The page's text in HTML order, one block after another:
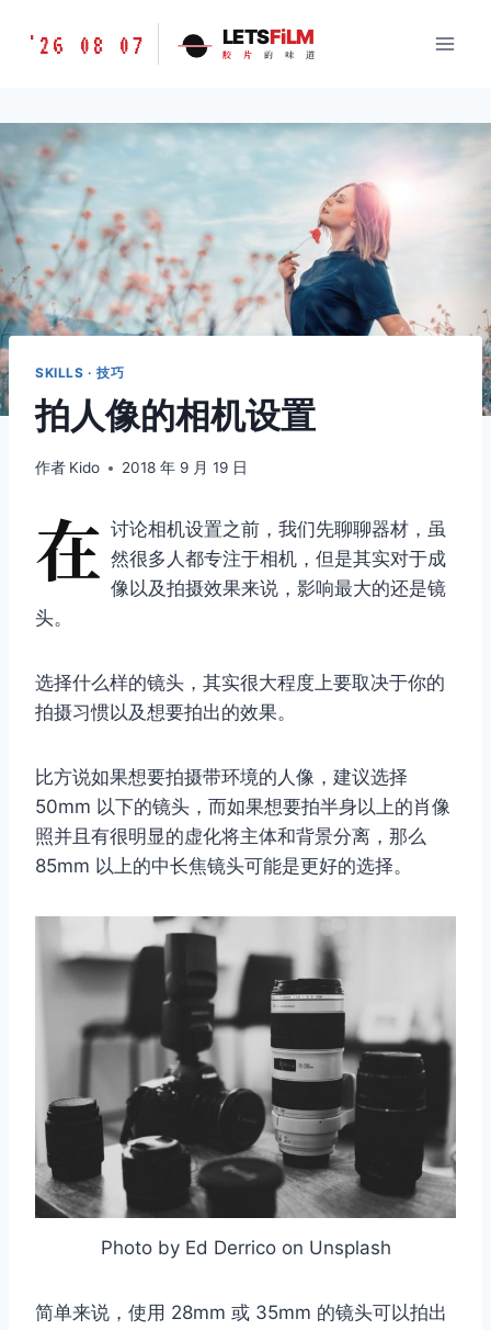
胶
味
道
LETSFILM
'26 08 07 LETSFiLM
胶 片 的 味 道
SKILLS · 技巧
拍人像的相机设置
作者 Kido 2018 年 9 月 19 日
在 讨论相机设置之前，我们先聊聊器材，虽
然很多人都专注于相机，但是其实对于成
像以及拍摄效果来说，影响最大的还是镜
头。
选择什么样的镜头，其实很大程度上要取决于你的
拍摄习惯以及想要拍出的效果。
比方说如果想要拍摄带环境的人像，建议选择
50mm 以下的镜头，而如果想要拍半身以上的肖像
照并且有很明显的虚化将主体和背景分离，那么
85mm 以上的中长焦镜头可能是更好的选择。
Photo by Ed Derrico on Unsplash
简单来说，使用 28mm 或 35mm 的镜头可以拍出